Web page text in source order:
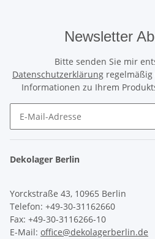
Newsletter
Bitte senden Sie mir
Datenschutzerklärung
Informationen zu Ihrem
Dekolager Berlin
Yorckstraße 43, 10965 Berlin
Telefon: +49-30-31162660
Fax: +49-30-3116266-10
E-Mail: office@dekolagerberlin.de